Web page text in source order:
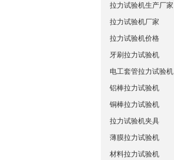
拉力试验机生产厂家
拉力试验机厂家
拉力试验机价格
牙刷拉力试验机
电工套管拉力试验机
铝棒拉力试验机
铜棒拉力试验机
拉力试验机夹具
薄膜拉力试验机
材料拉力试验机